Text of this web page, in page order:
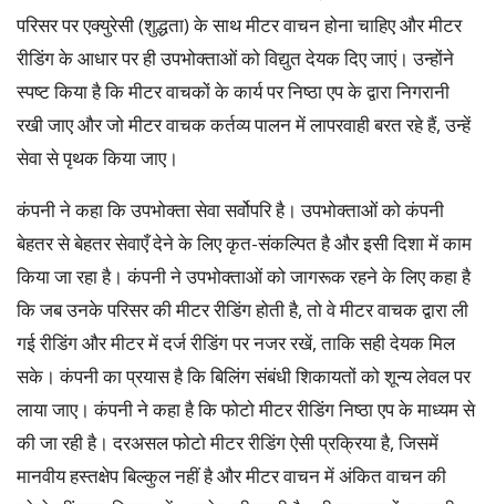
परिसर पर एक्युरेसी (शुद्धता) के साथ मीटर वाचन होना चाहिए और मीटर
रीडिंग के आधार पर ही उपभोक्ताओं को विद्युत देयक दिए जाएं। उन्होंने
स्पष्ट किया है कि मीटर वाचकों के कार्य पर निष्ठा एप के द्वारा निगरानी
रखी जाए और जो मीटर वाचक कर्तव्य पालन में लापरवाही बरत रहे हैं, उन्हें
सेवा से पृथक किया जाए।
कंपनी ने कहा कि उपभोक्ता सेवा सर्वोपरि है। उपभोक्ताओं को कंपनी
बेहतर से बेहतर सेवाएँ देने के लिए कृत-संकल्पित है और इसी दिशा में काम
किया जा रहा है। कंपनी ने उपभोक्ताओं को जागरूक रहने के लिए कहा है
कि जब उनके परिसर की मीटर रीडिंग होती है, तो वे मीटर वाचक द्वारा ली
गई रीडिंग और मीटर में दर्ज रीडिंग पर नजर रखें, ताकि सही देयक मिल
सके। कंपनी का प्रयास है कि बिलिंग संबंधी शिकायतों को शून्य लेवल पर
लाया जाए। कंपनी ने कहा है कि फोटो मीटर रीडिंग निष्ठा एप के माध्यम से
की जा रही है। दरअसल फोटो मीटर रीडिंग ऐसी प्रक्रिया है, जिसमें
मानवीय हस्तक्षेप बिल्कुल नहीं है और मीटर वाचन में अंकित वाचन की